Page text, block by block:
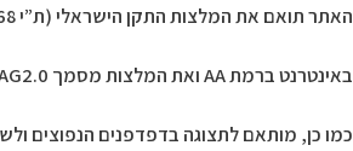
באינטרנט ברמת AA ואת המלצות מסמך WCAG2.0 מאת ארגון W3C.
כמו כן, מותאם לתצוגה בדפדפנים הנפוצים